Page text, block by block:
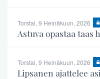
Torstai, 9 Heinäkuun, 2026
Astuva opastaa taas
Torstai, 9 Heinäkuun, 2026
Lipsanen ajattelee